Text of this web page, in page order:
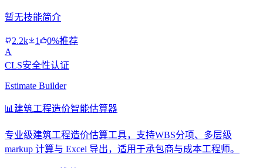
暂无技能简介
2.2k 1
0%推荐
A
CLS安全性认证
Estimate Builder
📊 建筑工程造价智能估算器
专业级建筑工程造价估算工具，支持WBS分项、多层级
markup 计算与 Excel 导出，适用于承包商与成本工程师。